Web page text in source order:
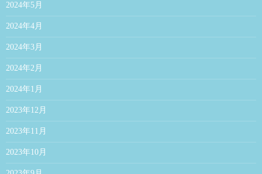
2024年5月
2024年4月
2024年3月
2024年2月
2024年1月
2023年12月
2023年11月
2023年10月